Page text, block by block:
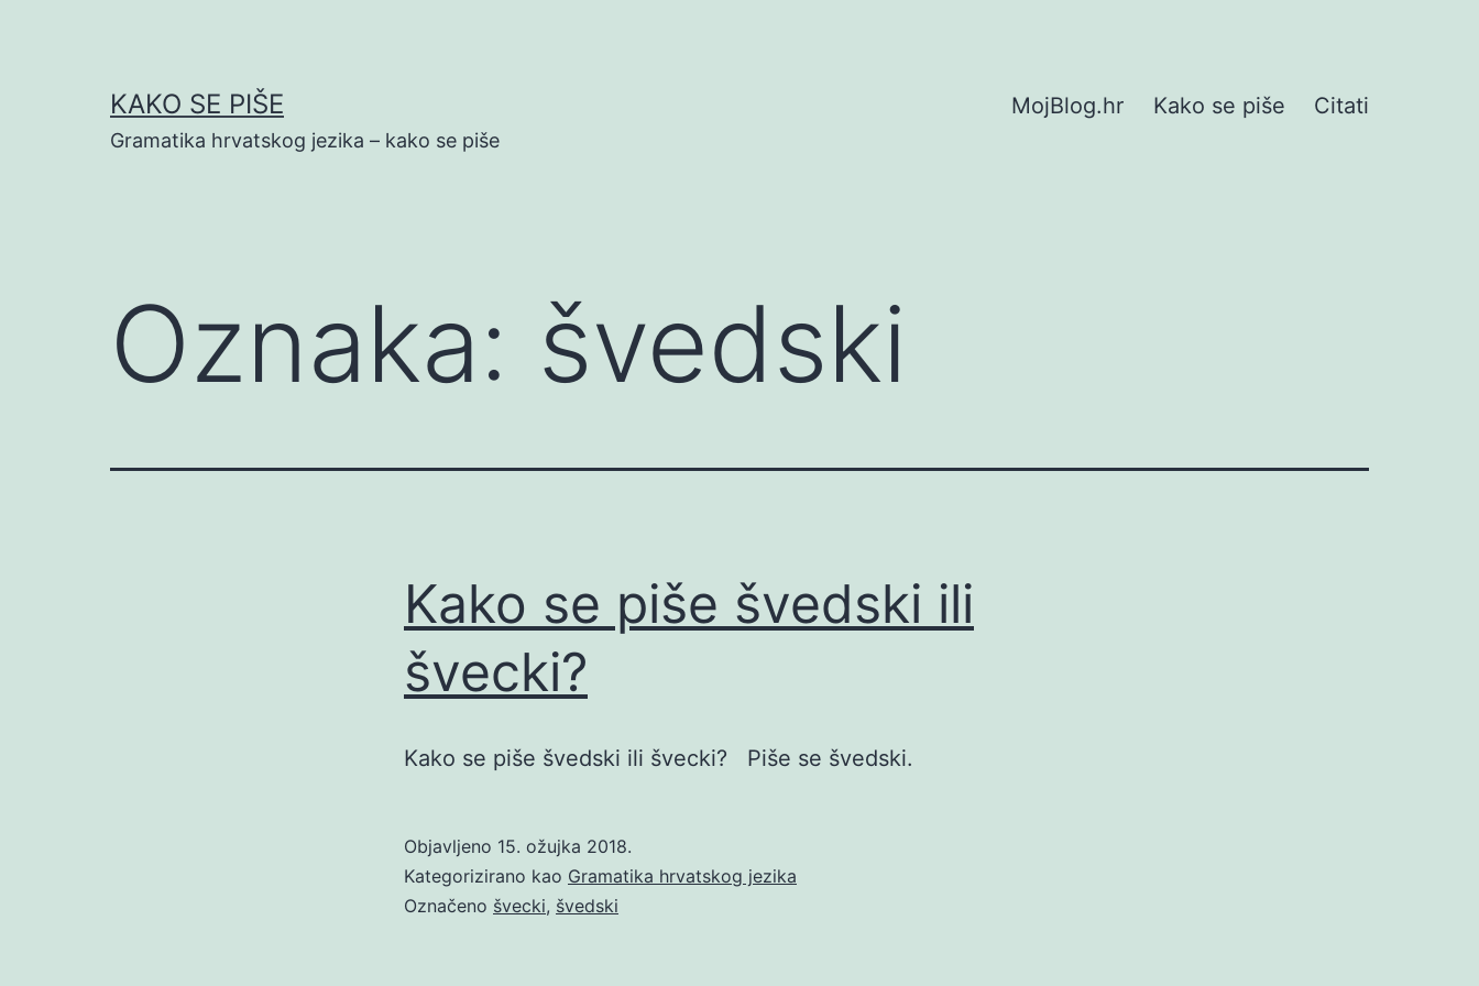
KAKO SE PIŠE
Gramatika hrvatskog jezika – kako se piše
MojBlog.hr Kako se piše Citati
Oznaka: švedski
Kako se piše švedski ili
švecki?
Kako se piše švedski ili švecki? Piše se švedski.
Objavljeno 15. ožujka 2018.
Kategorizirano kao Gramatika hrvatskog jezika
Označeno švecki, švedski